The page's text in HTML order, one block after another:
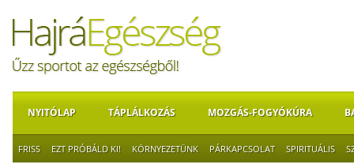
NYITÓLAP TÁPLÁLKOZÁS MOZGÁS-FOGYÓKÚRA
FRISS EZT PRÓBÁLD KI! KÖRNYEZETÜNK PÁRKAPCSOLAT SPIRITUÁLIS